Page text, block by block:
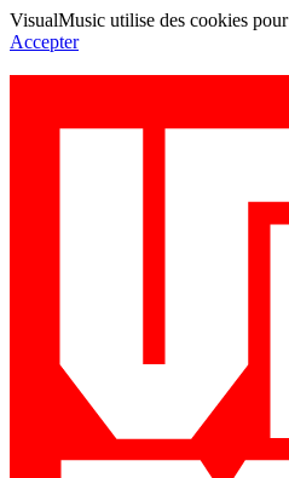
VisualMusic utilise des cookies
Accepter